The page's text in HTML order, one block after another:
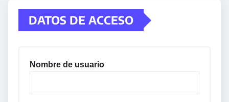
DATOS DE ACCESO
Nombre de usuario